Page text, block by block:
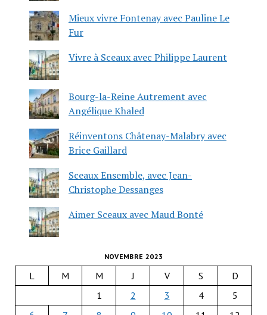
Mieux vivre Fontenay avec Pauline Le
Fur
Vivre à Sceaux avec Philippe Laurent
Bourg-la-Reine Autrement avec
Angélique Khaled
Réinventons Châtenay-Malabry avec
Brice Gaillard
Sceaux Ensemble, avec Jean-
Christophe Dessanges
Aimer Sceaux avec Maud Bonté
NOVEMBRE 2023
L M M J V S
D
1
2 3 4
5